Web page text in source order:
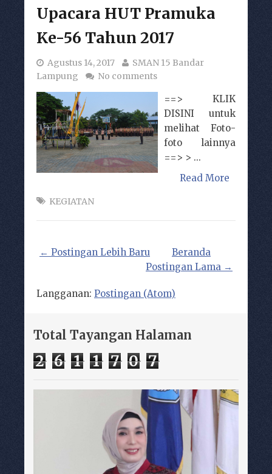
Upacara HUT Pramuka
Ke-56 Tahun 2017
Agustus 14, 2017
SMAN 15 Bandar
Lampung
No comments
==> KLIK
DISINI untuk
melihat Foto-
foto lainnya
==> > ...
Read More
KEGIATAN
← Postingan Lebih Baru
Postingan Lama →
Beranda
Langganan: Postingan (Atom)
Total Tayangan Halaman
2 6 1 1 7 0 7